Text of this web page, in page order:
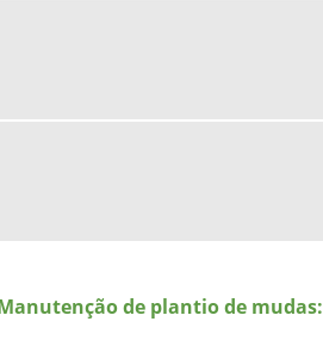
MUDA PALMEIRA REAL
de plantio de mudas: